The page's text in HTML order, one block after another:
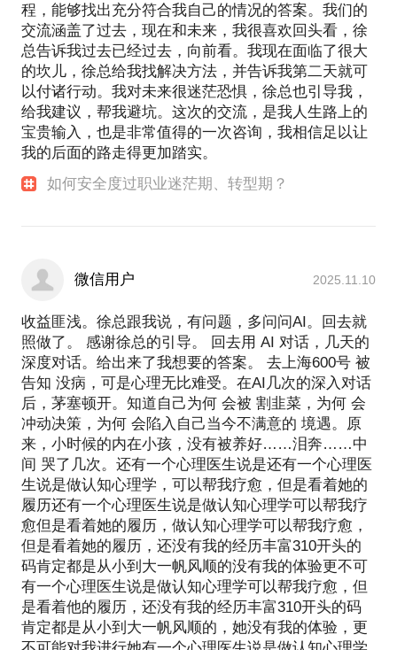
发现与矫正你可能存在的制约个人职场前景的非职业
习惯与心态。有些可能你已经意识到了，但没有勇气
去面对与调整，有些可能你还完全没有意识到，让我
们一起来挖掘吧；
交流如何协调事业与家庭；
以及其他围绕本话题的相关讨论。
最后需要明确的是，交流并不能从根本上解决问题。
解决的关键只有两个：一、心态；二、行动！
你可能已遇到或者即将会遇到：
身处外企、已经快触碰到天花板，岁数也慢慢增长，
是继续在企业或外企圈呆着，还是寻求去民营企业的
机会？但听说外企民企有着截然不同的管理风格，而
担心自己不能适应；
工作了好几年，但一直不温不火，公司内没有晋升机
备外面社会的竞争力；
是自己想要的工作，也不知道自己职业的前景在哪；
年龄、经历、精力等原因，竞争力已经越来越不能与
职业经理人相较，苦恼于未来自己应何去何从；
即将面临“35岁”中年危机，技能已经很难提升，但企
业内部竞争压力巨大，自己已经岌岌可危，甚至要考
虑是否出去创业；
年龄不断增长，一方面职业压力越来越大，但另外一
方面时间成本越来越高，还得兼顾家庭、子女教育、
身体健康、社交、学习等等，心力交瘁；
作为一名女性，工作责任大，加班多，但又要兼顾照
顾家人，感觉鱼和熊掌不能兼得；
以及其他各种面临职场迷茫期、平台期、转型期时的
问题。
上面有很多都是歪叔和他的朋友们的经历，所以也有
非常深刻的自身认知与他们的个人解决方案沉淀。
己未来一到两年要花钱的角度出发来计算，诚然这是
正确的，但一旦进入到融资层面，那就必须要结合项
目的估值、出让比例、时间阶段等等诸多因素。最坏
的情况是教育项目发展过慢，但需要资金要求过高，
有大量的项目就倒在这最后一关上。
是否有BP（商业计划书）并不重要。如果有，可以提
前发我，我帮你诊断整体描述是否具有逻辑性，美观
其他分享：根据交流伙伴的需求，介绍融资不同轮次
区别扫盲，融资前和融资后的准备等等。最后，如果
贵项目符合我方的投资风格和投资方向，我乐意开展
投资操作。风险揭示：本话题交流，并不意味一定会
得出贵方项目具有获得融资的必然性结论（当然我会
明确给出需加强，或需验证的方向）。
把脉教育类项目商业模式，梳理展现形态与亮点，最
他接触并实践过各种管理理论和工具，STP、4P、
PDCA、DMAIC等管理工具，OKR、MBO、KPI、
BSC等绩效管理，波特五力、德尔菲法、乔哈里资讯
窗、DISC测试、PDP性格、MBTI人格、九型人格、
LIFO系统、LAS教练式领导、目标管理、会议管理、
授权授能授责、愿景管理……可以找到更适合你使用
的工具方法，并且给你落地实操的独家指导。
不同企业面临着不同问题，没有一个工具和方法能包
丰富的个人阅历、深度地思考与沉淀、庞大学员认
可、超过1000小时“在行”咨询体量，值得你翻我牌
子。:目
所获部分荣誉：
2014年 《经理人》杂志 中国最具商业价值职业经理
人TOP30；
2014年 《品牌观察》杂志 中国年度品牌策划人；
2016年 共青团上海市张江高科技园区工作委员会委
2018年 浦软研究院首批特聘专家、一度天使特聘企业
程，能够找出充分符合我自己的情况的答案。我们的
交流涵盖了过去，现在和未来，我很喜欢回头看，徐
总告诉我过去已经过去，向前看。我现在面临了很大
的坎儿，徐总给我找解决方法，并告诉我第二天就可
以付诸行动。我对未来很迷茫恐惧，徐总也引导我，
给我建议，帮我避坑。这次的交流，是我人生路上的
宝贵输入，也是非常值得的一次咨询，我相信足以让
我的后面的路走得更加踏实。
如何安全度过职业迷茫期、转型期？
微信用户 2025.11.10
收益匪浅。徐总跟我说，有问题，多问问AI。回去就
照做了。 感谢徐总的引导。 回去用 AI 对话，几天的
深度对话。给出来了我想要的答案。 去上海600号 被
告知 没病，可是心理无比难受。在AI几次的深入对话
后，茅塞顿开。知道自己为何 会被 割韭菜，为何 会
冲动决策，为何 会陷入自己当今不满意的 境遇。原
来，小时候的内在小孩，没有被养好……泪奔……中
间 哭了几次。还有一个心理医生说是还有一个心理医
生说是做认知心理学，可以帮我疗愈，但是看着她的
履历还有一个心理医生说是做认知心理学可以帮我疗
愈但是看着她的履历，做认知心理学可以帮我疗愈，
但是看着她的履历，还没有我的经历丰富310开头的
码肯定都是从小到大一帆风顺的没有我的体验更不可
有一个心理医生说是做认知心理学可以帮我疗愈，但
是看着他的履历，还没有我的经历丰富310开头的码
肯定都是从小到大一帆风顺的，她没有我的体验，更